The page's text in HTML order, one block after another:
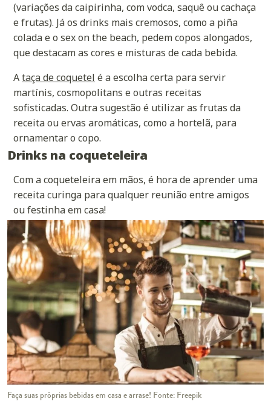
(variações da caipirinha, com vodca, saquê ou cachaça
e frutas). Já os drinks mais cremosos, como a piña
colada e o sex on the beach, pedem copos alongados,
que destacam as cores e misturas de cada bebida.
Ataça de coquetel é a escolha certa para servir
martínis, cosmopolitans e outras receitas
sofisticadas. Outra sugestão é utilizar as frutas da
receita ou ervas aromáticas, como a hortelã, para
ornamentar o copo.
Drinks na coqueteleira
Com a coqueteleira em mãos, é hora de aprender uma
receita curinga para qualquer reunião entre amigos
ou festinha em casa!
Faça suas próprias bebidas em casa e arrase! Fonte: Freepik